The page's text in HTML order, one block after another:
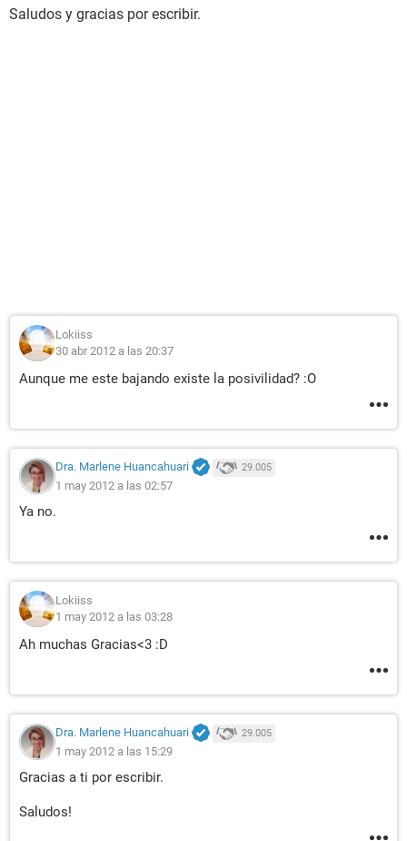
Saludos y gracias por escribir.
Lokiiss
30 abr 2012 a las 20:37
Aunque me este bajando existe la posivilidad? :O
Dra. Marlene Huancahuari 29.005
1 may 2012 a las 02:57
Ya no.
Lokiiss
1 may 2012 a las 03:28
Ah muchas Gracias<3 :D
Dra. Marlene Huancahuari 29.005
1 may 2012 a las 15:29
Gracias a ti por escribir.
Saludos!